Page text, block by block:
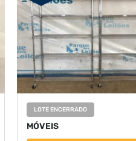
LOTE ENCERRADO
MÓVEIS